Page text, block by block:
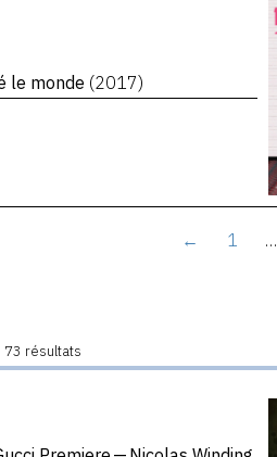
le monde (2017)
← 1 …
73 résultats